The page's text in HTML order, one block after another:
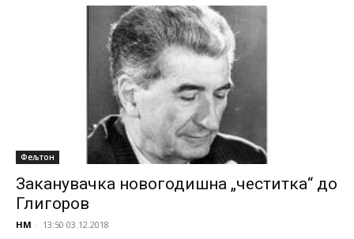
Фељтон
Заканувачка новогодишна „честитка“ до
Глигоров
НМ - 13:50 03.12.2018